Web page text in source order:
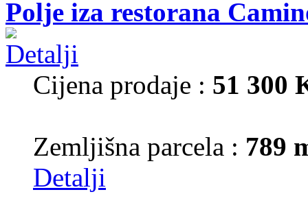
Polje iza restorana
Cijena prodaje : 51 300
Zemljišna parcela : 789
Detalji